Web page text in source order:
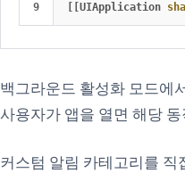
UIApplication
백그라운드 활성화 모드에
사용자가 앱을 열면 해당
커스텀 알림 카테고리를 직